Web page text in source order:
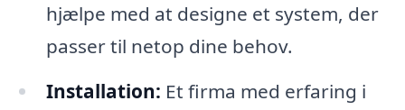
hjælpe med at designe et system, der
passer til netop dine behov.
Installation: Et firma med erfaring i